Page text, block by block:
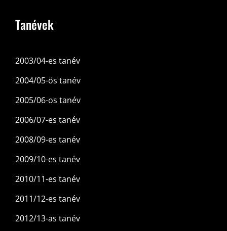
Tanévek
2003/04-es tanév
2004/05-ös tanév
2005/06-os tanév
2006/07-es tanév
2008/09-es tanév
2009/10-es tanév
2010/11-es tanév
2011/12-es tanév
2012/13-as tanév